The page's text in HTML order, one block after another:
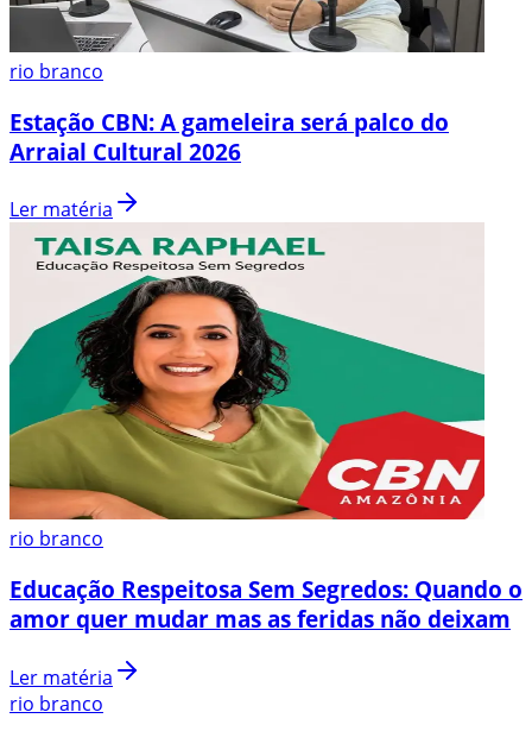
rio branco
Estação CBN: A gameleira será palco do
Arraial Cultural 2026
Ler matéria
rio branco
Educação Respeitosa Sem Segredos: Quando o
amor quer mudar mas as feridas não deixam
Ler matéria
rio branco